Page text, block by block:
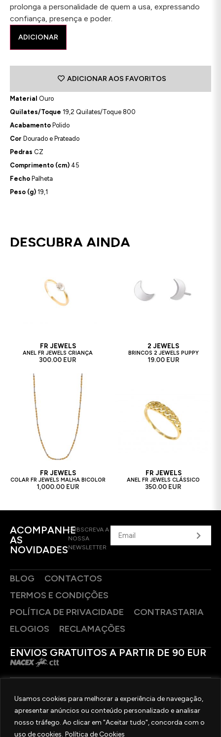
Usamos cookies para melhorar a experiência de navegação,
apresentar anúncios ou conteúdo personalizado e analisar
nosso tráfego. Ao clicar em "Aceitar tudo", concorda com o
uso de cookies. Política de Cookies
prolonga a personalidade de quem a usa, expressando
confiança, presença e poder.
ADICIONAR
ADICIONAR AOS FAVORITOS
Material Ouro
Quilates/Toque 19,2 Quilates/Toque 800
Acabamento Polido
Cor Dourado e Prateado
Pedras CZ
Comprimento (cm) 45
Fecho Palheta
Peso (g) 19,1
DESCUBRA AINDA
FR JEWELS
ANEL FR JEWELS CRIANÇA
300.00 EUR
2 JEWELS
BRINCOS 2 JEWELS PUPPY
19.00 EUR
FR JEWELS
COLAR FR JEWELS MALHA BICOLOR
1,000.00 EUR
FR JEWELS
ANEL FR JEWELS CLÁSSICO
350.00 EUR
ACOMPANHE
AS
NOVIDADES
SUBSCREVA A
NOSSA
NEWSLETTER
BLOG
CONTACTOS
TERMOS E CONDIÇÕES
POLÍTICA DE PRIVACIDADE
CONTRASTARIA
ELOGIOS
RECLAMAÇÕES
ENVIOS GRATUITOS A PARTIR DE 90 EUR
SIGA-NOS
2025 © OURIVESARIA FRADIZELA